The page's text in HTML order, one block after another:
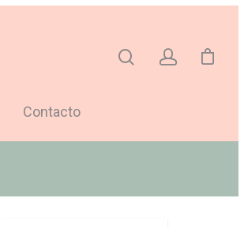
Contacto